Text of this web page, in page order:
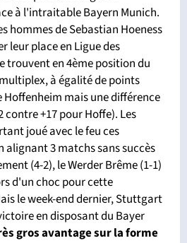
à l'intraitable Bayern Munich.
hommes de Sebastian Hoeness
leur place en Ligue des
trouvent en 4ème position du
à égalité de points
Hoffenheim mais une différence
contre +17 pour Hoffe). Les
joué avec le feu ces
alignant 3 matchs sans succès
(4-2), le Werder Brême (1-1)
d'un choc pour cette
le week-end dernier, Stuttgart
en disposant du Bayer
gros avantage sur la forme